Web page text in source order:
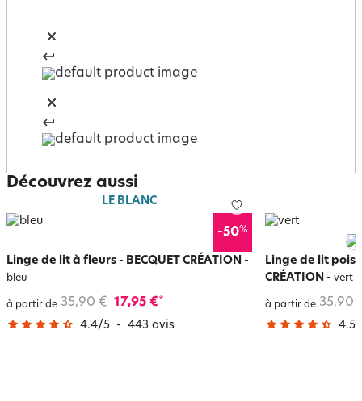
Découvrez aussi
LE BLANC
-50%
Linge de lit à fleurs - BECQUET CRÉATION -
bleu
à partir de 35,90 € 17,95 €*
4.4/5 - 443 avis
Linge de lit pois
CRÉATION - vert
à partir de 35,90
4.5